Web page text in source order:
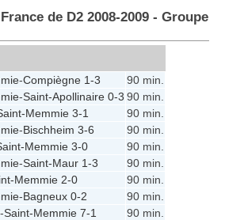
de D2 2008-2009 - Groupe
-Compiègne 1-3
90 min.
-Saint-Apollinaire 0-3 90 min.
Memmie 3-1
90 min.
-Bischheim 3-6
90 min.
Memmie 3-0
90 min.
-Saint-Maur 1-3
90 min.
Memmie 2-0
90 min.
-Bagneux 0-2
90 min.
-Saint-Memmie 7-1
90 min.